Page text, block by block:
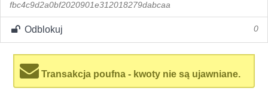
fbc4c9d2a0bf2020901e312018279dabcaa
Odblokuj 0
Transakcja poufna - kwoty nie są ujawniane.